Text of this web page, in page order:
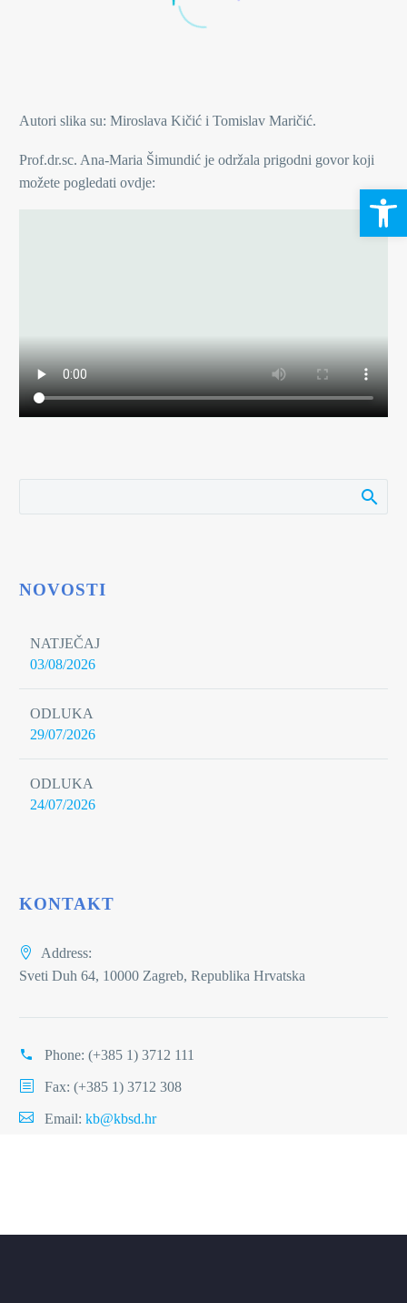
Autori slika su: Miroslava Kičić i Tomislav Maričić.
Prof.dr.sc. Ana-Maria Šimundić je održala prigodni govor koji
možete pogledati ovdje:
NOVOSTI
NATJEČAJ
03/08/2026
ODLUKA
29/07/2026
ODLUKA
24/07/2026
KONTAKT
Address:
Sveti Duh 64, 10000 Zagreb, Republika Hrvatska
Phone: (+385 1) 3712 111
Fax: (+385 1) 3712 308
Email: kb@kbsd.hr